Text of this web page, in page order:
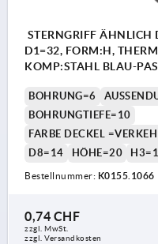
STERNGRIFF
D1=32, FORM:H,
KOMP:STAHL BLAU-
BOHRUNG=6
BOHRUNGTIEFE=10
FARBE DECKEL
D8=14
HÖHE=20
Bestellnummer: K0155.1066
0,74 CHF
zzgl. MwSt.
zzgl. Versandkosten